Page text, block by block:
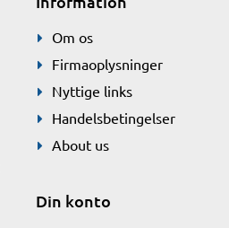
Om os
Firmaoplysninger
Nyttige links
Handelsbetingelser
About us
Din konto